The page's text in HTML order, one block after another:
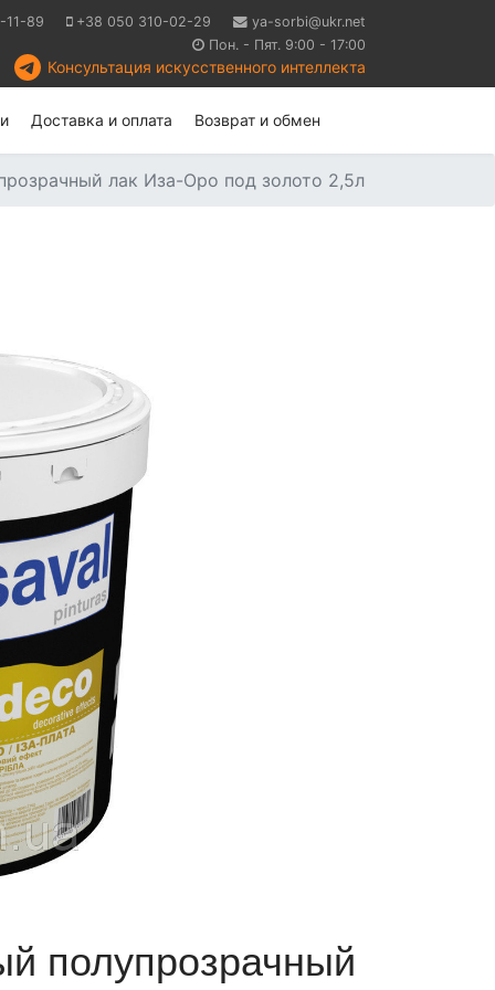
11-89 +38 050 310-02-29
ya-sorbi@ukr.net
Пон. - Пят. 9:00 - 17:00
Консультация искусственного интеллекта
Доставка и оплата Возврат и обмен
лак Иза-Оро под золото 2,5л
полупрозрачный